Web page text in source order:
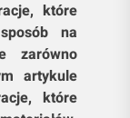
które
na
zarówno
artykule
które